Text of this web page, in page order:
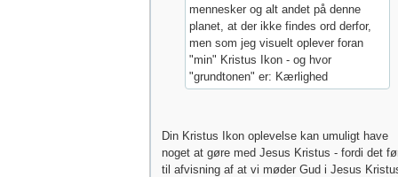
mennesker og alt andet på denne
planet, at der ikke findes ord derfor,
men som jeg visuelt oplever foran
"min" Kristus Ikon - og hvor
"grundtonen" er: Kærlighed
Din Kristus Ikon oplevelse kan umuligt have
noget at gøre med Jesus Kristus - fordi det
til afvisning af at vi møder Gud i Jesus